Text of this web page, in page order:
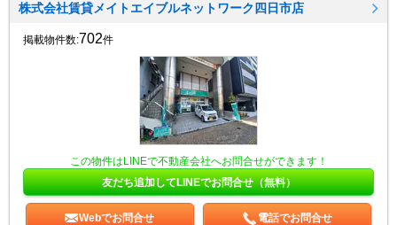
株式会社賃貸メイトエイブルネットワーク四日市店
掲載物件数:702件
この物件はLINEで不動産会社へお問合せができます！
友だち追加してLINEでお問合せ（無料）
Webでお問合せ 電話でお問合せ